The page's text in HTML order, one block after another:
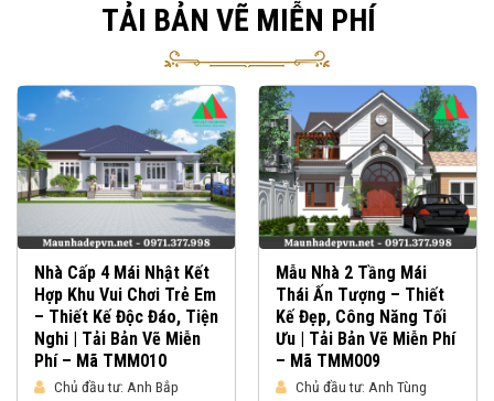
TẢI BẢN VẼ MIỄN PHÍ
Nhà Cấp 4 Mái Nhật Kết
Hợp Khu Vui Chơi Trẻ Em
– Thiết Kế Độc Đáo, Tiện
Nghi | Tải Bản Vẽ Miễn
Phí – Mã TMM010
Chủ đầu tư: Anh Bắp
Mẫu Nhà 2 Tầng Mái
Thái Ấn Tượng – Thiết
Kế Đẹp, Công Năng Tối
Ưu | Tải Bản Vẽ Miễn Phí
– Mã TMM009
Chủ đầu tư: Anh Tùng